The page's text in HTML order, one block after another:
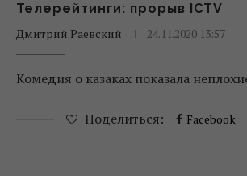
Телерейтинги: прорыв ICTV
Дмитрий Раевский
24.11.2020 13:57
Комедия о казаках показала
Поделиться: Facebook